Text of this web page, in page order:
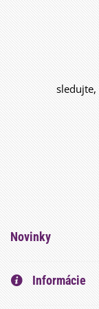
sledujte,
Novinky
Informácie